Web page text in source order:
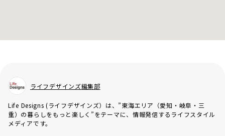
ライフデザインズ編集部
Life Designs (ライフデザインズ）は、”東海エリア（愛知・岐阜・三
重）の暮らしをもっと楽しく”をテーマに、情報発信するライフスタイル
メディアです。